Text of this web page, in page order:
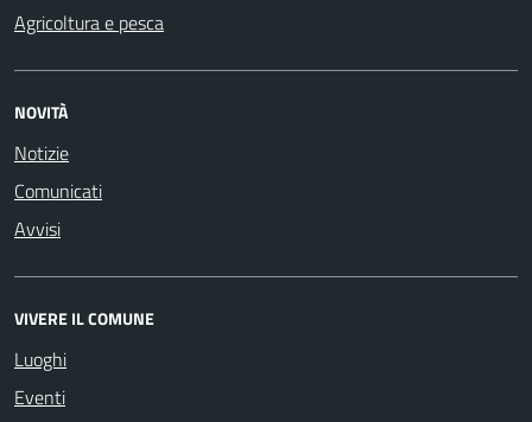
Agricoltura e pesca
NOVITÀ
Notizie
Comunicati
Avvisi
VIVERE IL COMUNE
Luoghi
Eventi